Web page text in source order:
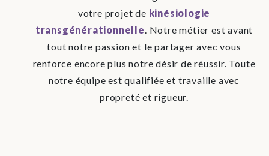
votre projet de kinésiologie
transgénérationnelle. Notre métier est avant
tout notre passion et le partager avec vous
renforce encore plus notre désir de réussir. Toute
notre équipe est qualifiée et travaille avec
propreté et rigueur.